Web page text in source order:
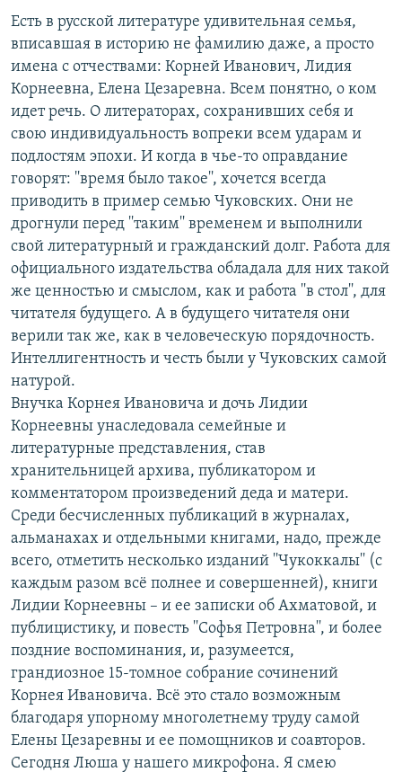
Есть в русской литературе удивительная семья,
вписавшая в историю не фамилию даже, а просто
имена с отчествами: Корней Иванович, Лидия
Корнеевна, Елена Цезаревна. Всем понятно, о ком
идет речь. О литераторах, сохранивших себя и
свою индивидуальность вопреки всем ударам и
подлостям эпохи. И когда в чье-то оправдание
говорят: ''время было такое'', хочется всегда
приводить в пример семью Чуковских. Они не
дрогнули перед ''таким'' временем и выполнили
свой литературный и гражданский долг. Работа для
официального издательства обладала для них такой
же ценностью и смыслом, как и работа ''в стол'', для
читателя будущего. А в будущего читателя они
верили так же, как в человеческую порядочность.
Интеллигентность и честь были у Чуковских самой
натурой.
Внучка Корнея Ивановича и дочь Лидии
Корнеевны унаследовала семейные и
литературные представления, став
хранительницей архива, публикатором и
комментатором произведений деда и матери.
Среди бесчисленных публикаций в журналах,
альманахах и отдельными книгами, надо, прежде
всего, отметить несколько изданий ''Чукоккалы'' (с
каждым разом всё полнее и совершенней), книги
Лидии Корнеевны – и ее записки об Ахматовой, и
публицистику, и повесть ''Софья Петровна'', и более
поздние воспоминания, и, разумеется,
грандиозное 15-томное собрание сочинений
Корнея Ивановича. Всё это стало возможным
благодаря упорному многолетнему труду самой
Елены Цезаревны и ее помощников и соавторов.
Сегодня Люша у нашего микрофона. Я смею